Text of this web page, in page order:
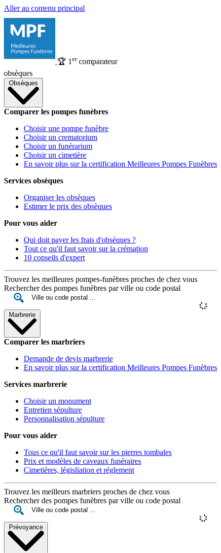
Aller au contenu principal
🏆 1 ercomparateur
obsèques
Obsèques
Comparer les pompes funèbres
Choisir une pompe funèbre
Choisir un crematorium
Choisir un funérarium
Choisir un cimetière
En savoir plus sur la certification Meilleures Pompes Funèbres
Services obsèques
Organiser les obsèques
Estimer le prix des obsèques
Pour vous aider
Qui doit payer les frais d'obsèques ?
Tout ce qu'il faut savoir sur la crémation
10 conseils d'expert
Trouvez les meilleures pompes-funèbres proches de chez vous
Rechercher des pompes funèbres par ville ou code postal
Marbrerie
Comparer les marbriers
Demande de devis marbrerie
En savoir plus sur la certification Meilleures Pompes Funèbres
Services marbrerie
Choisir un monument
Entretien sépulture
Personnalisation sépulture
Pour vous aider
Tous ce qu'il faut savoir sur les pierres tombales
Prix et modèles de caveaux funéraires
Cimetières, législiation et réglement
Trouvez les meilleurs marbriers proches de chez vous
Rechercher des pompes funèbres par ville ou code postal
Prévoyance